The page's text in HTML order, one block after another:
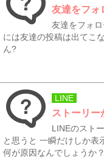
友達をフォ
友達をフォ
には友達の投稿は出てこ
ん?
LINE
ストーリー
LINEのスト
と思うと 一瞬だけしか表
何が原因なんでしょうか